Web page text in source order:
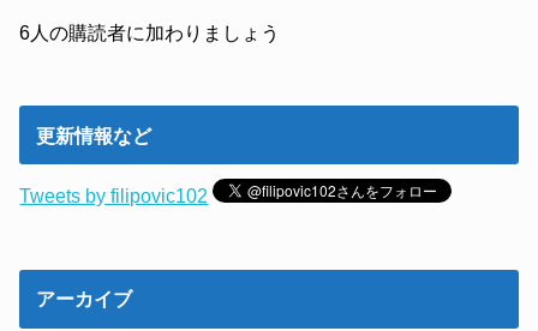
ス
6人の購読者に加わりましょう
更新情報など
Tweets by filipovic102
アーカイブ